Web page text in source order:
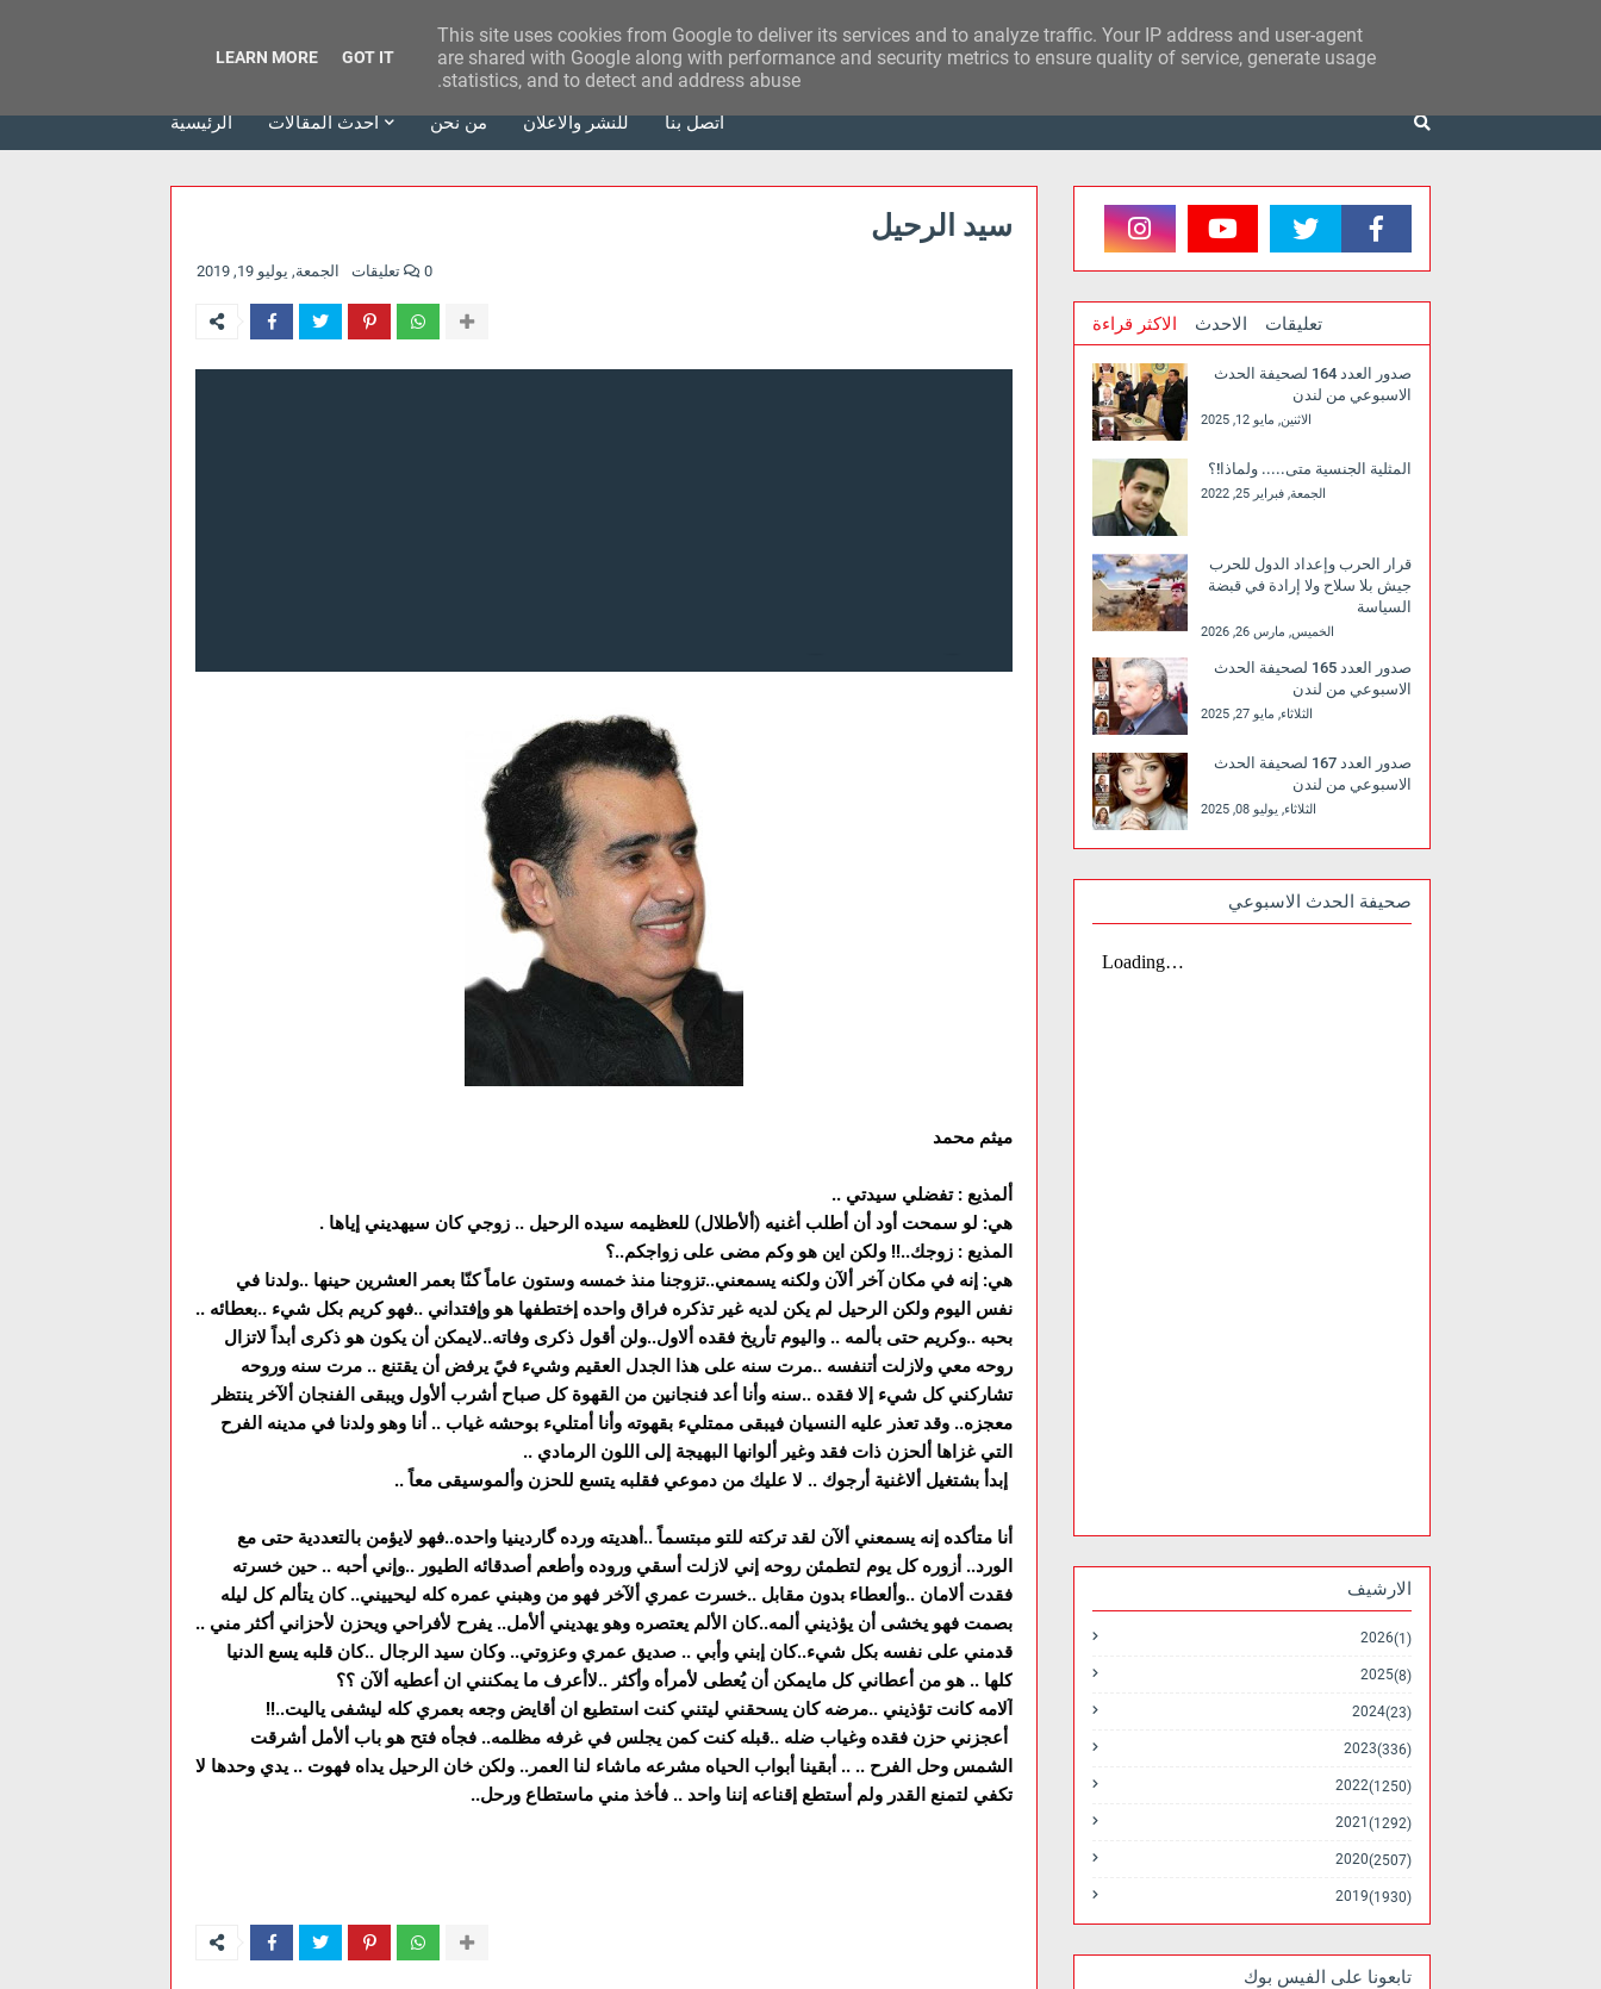
وكالة الحدث للآراء
الرئيسية أحدث المقالات من نحن للنشر والاعلان أتصل بنا
سيد الرحيل
الجمعة, يوليو 19, 2019 0 تعليقات
ميثم محمد
ألمذيع : تفضلي سيدتي ..
هي: لو سمحت أود أن أطلب أغنيه (ألأطلال) للعظيمه سيده الرحيل .. زوجي كان سيهديني إياها .
المذيع : زوجك..!! ولكن اين هو وكم مضى على زواجكم..؟
هي: إنه في مكان آخر ألآن ولكنه يسمعني..تزوجنا منذ خمسه وستون عاماً كنّا بعمر العشرين حينها ..ولدنا في
نفس اليوم ولكن الرحيل لم يكن لديه غير تذكره فراق واحده إختطفها هو وإفتداني ..فهو كريم بكل شيء ..بعطائه ..
بحبه ..وكريم حتى بألمه .. واليوم تأريخ فقده ألاول..ولن أقول ذكرى وفاته..لايمكن أن يكون هو ذكرى أبداً لاتزال
روحه معي ولازلت أتنفسه ..مرت سنه على هذا الجدل العقيم وشيء فيً يرفض أن يقتنع .. مرت سنه وروحه
تشاركني كل شيء إلا فقده ..سنه وأنا أعد فنجانين من القهوة كل صباح أشرب ألأول ويبقى الفنجان ألآخر ينتظر
معجزه.. وقد تعذر عليه النسيان فيبقى ممتليء بقهوته وأنا أمتليء بوحشه غياب .. أنا وهو ولدنا في مدينه الفرح
التي غزاها ألحزن ذات فقد وغير ألوانها البهيجة إلى اللون الرمادي ..
إبدأ بشتغيل ألاغنية أرجوك .. لا عليك من دموعي فقلبه يتسع للحزن وألموسيقى معاً ..
أنا متأكده إنه يسمعني ألآن لقد تركته للتو مبتسماً ..أهديته ورده گاردينيا واحده..فهو لايؤمن بالتعددية حتى مع
الورد.. أزوره كل يوم لتطمئن روحه إني لازلت أسقي وروده وأطعم أصدقائه الطيور ..وإني أحبه .. حين خسرته
فقدت ألامان ..وألعطاء بدون مقابل ..خسرت عمري ألآخر فهو من وهبني عمره كله ليحييني.. كان يتألم كل ليله
بصمت فهو يخشى أن يؤذيني ألمه..كان الألم يعتصره وهو يهديني ألأمل.. يفرح لأفراحي ويحزن لأحزاني أكثر مني ..
قدمني على نفسه بكل شيء..كان إبني وأبي .. صديق عمري وعزوتي.. وكان سيد الرجال ..كان قلبه يسع الدنيا
كلها .. هو من أعطاني كل مايمكن أن يُعطى لأمرأه وأكثر ..لاأعرف ما يمكنني ان أعطيه ألآن ؟؟
آلامه كانت تؤذيني ..مرضه كان يسحقني ليتني كنت استطيع ان أقايض وجعه بعمري كله ليشفى ياليت..!!
أعجزني حزن فقده وغياب ضله ..قبله كنت كمن يجلس في غرفه مظلمه.. فجأه فتح هو باب ألأمل أشرقت
الشمس وحل الفرح .. .. أبقينا أبواب الحياه مشرعه ماشاء لنا العمر.. ولكن خان الرحيل يداه فهوت .. يدي وحدها لا
تكفي لتمنع القدر ولم أستطع إقناعه إننا واحد .. فأخذ مني ماستطاع ورحل..
الاكثر قراءة الاحدث تعليقات
صدور العدد 164 لصحيفة الحدث
الاسبوعي من لندن
الاثنين, مايو 12, 2025
المثلية الجنسية متى..... ولماذا!؟
الجمعة, فبراير 25, 2022
قرار الحرب وإعداد الدول للحرب
جيش بلا سلاح ولا إرادة في قبضة
السياسة
الخميس, مارس 26, 2026
صدور العدد 165 لصحيفة الحدث
الاسبوعي من لندن
الثلاثاء, مايو 27, 2025
صدور العدد 167 لصحيفة الحدث
الاسبوعي من لندن
الثلاثاء, يوليو 08, 2025
صحيفة الحدث الاسبوعي
الارشيف
2026 (1)
2025 (8)
2024 (23)
2023 (336)
2022 (1250)
2021 (1292)
2020 (2507)
2019 (1930)
تابعونا على الفيس بوك
This site uses cookies from Google to deliver its services and to analyze traffic. Your IP address and user-agent
are shared with Google along with performance and security metrics to ensure quality of service, generate usage
statistics, and to detect and address abuse.
LEARN MORE GOT IT